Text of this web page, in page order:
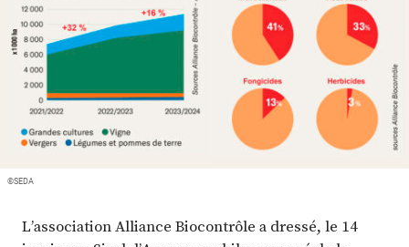
Abonnez-vous
©SEDA
L’association Alliance Biocontrôle a dressé, le 14